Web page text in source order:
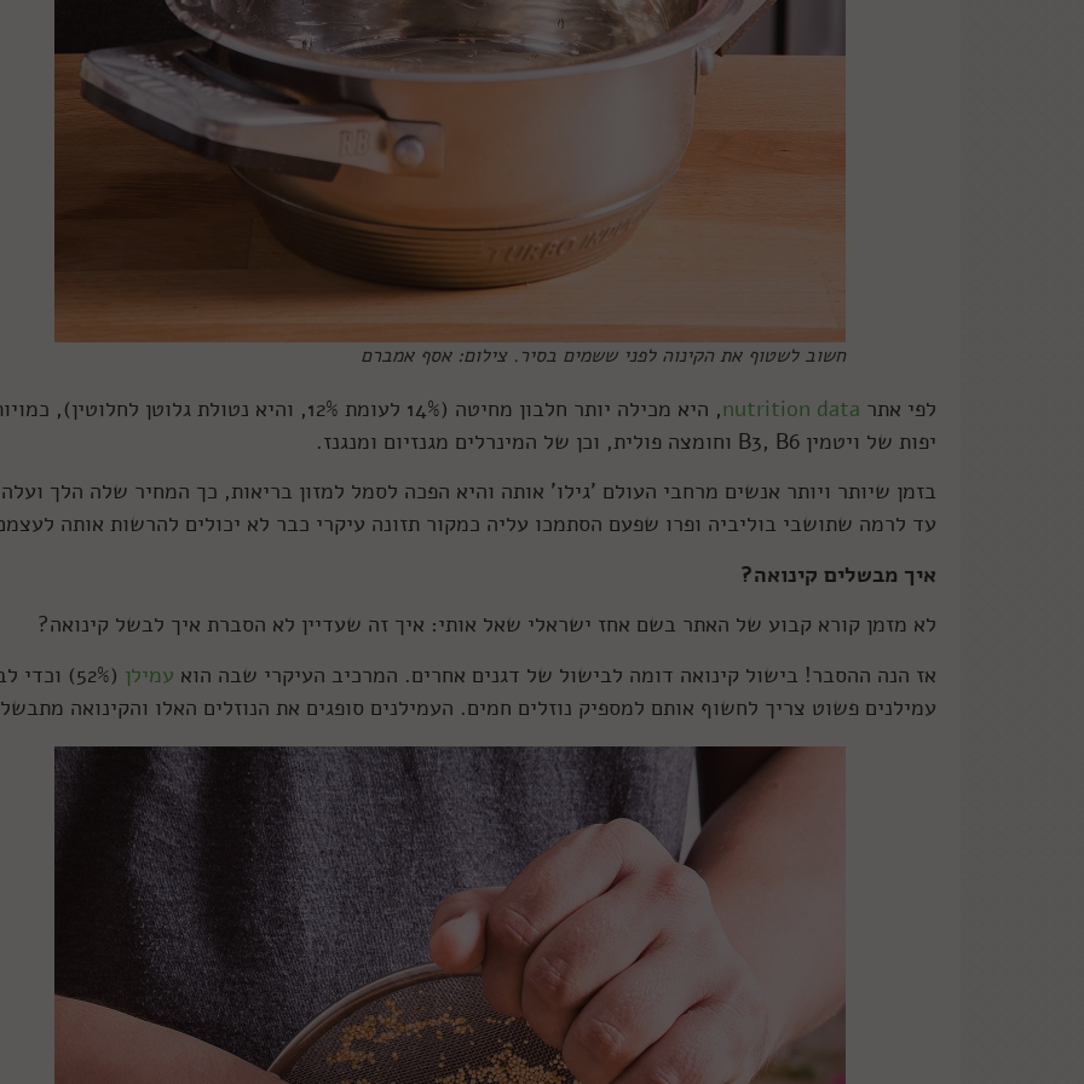
חשוב לשטוף את הקינוה לפני ששמים בסיר. צילום: אסף אמברם
לפי אתר nutrition data
, היא מכילה יותר חלבון מחיטה (14% לעומת 12%, והיא נטולת גלוטן לחלוטין),
יפות של ויטמין B3, B6 וחומצה פולית, וכן של המינרלים מגנזיום ומנגנז.
בזמן שיותר ויותר אנשים מרחבי העולם 'גילו' אותה והיא הפכה לסמל למזון בריאות, כך המחיר שלה הלך
עד לרמה שתושבי בוליביה ופרו שפעם הסתמכו עליה כמקור תזונה עיקרי כבר לא יכולים להרשות אותה
איך מבשלים קינואה?
לא מזמן קורא קבוע של האתר בשם אחז ישראלי שאל אותי: איך זה שעדיין לא הסברת איך לבשל קינואה?
אז הנה ההסבר! בישול קינואה דומה לבישול של דגנים אחרים. המרכיב העיקרי שבה הוא עמילן
(52%)
עמילנים פשוט צריך לחשוף אותם למספיק נוזלים חמים. העמילנים סופגים את הנוזלים האלו והקינואה